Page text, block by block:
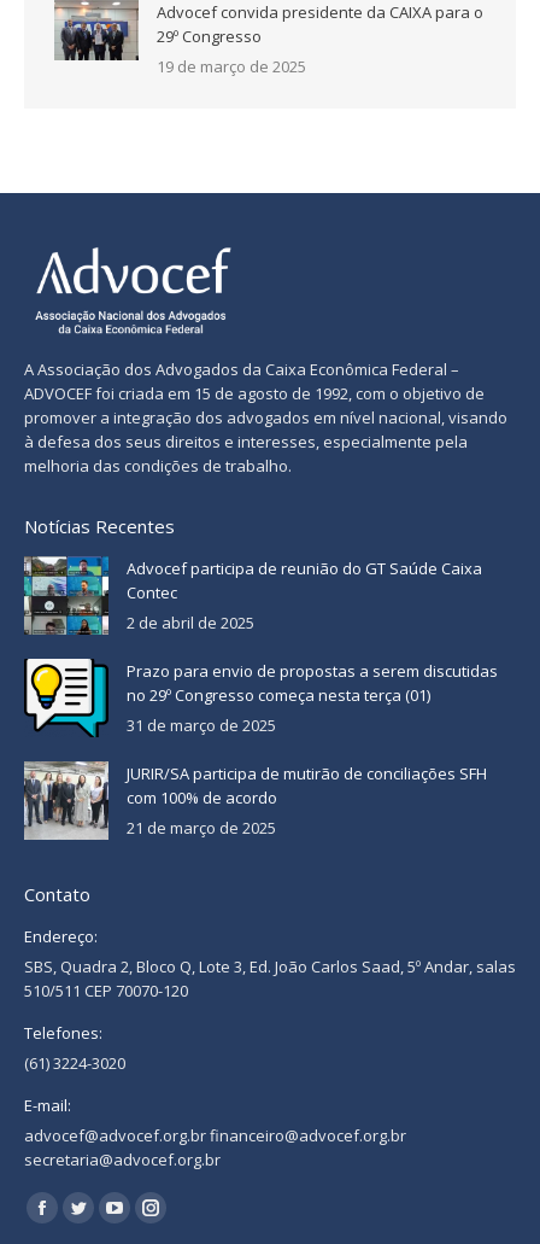
Advocef convida presidente da CAIXA para o
29º Congresso
19 de março de 2025
A Associação dos Advogados da Caixa Econômica Federal –
ADVOCEF foi criada em 15 de agosto de 1992, com o objetivo de
promover a integração dos advogados em nível nacional, visando
à defesa dos seus direitos e interesses, especialmente pela
melhoria das condições de trabalho.
Notícias Recentes
Advocef participa de reunião do GT Saúde Caixa
Contec
2 de abril de 2025
Prazo para envio de propostas a serem discutidas
no 29º Congresso começa nesta terça (01)
31 de março de 2025
JURIR/SA participa de mutirão de conciliações SFH
com 100% de acordo
21 de março de 2025
Contato
Endereço:
SBS, Quadra 2, Bloco Q, Lote 3, Ed. João Carlos Saad, 5º Andar, salas
510/511 CEP 70070-120
Telefones:
(61) 3224-3020
E-mail:
advocef@advocef.org.br financeiro@advocef.org.br
secretaria@advocef.org.br
Encontre-nos em:
Facebook
TwitterYouTubeInstagram